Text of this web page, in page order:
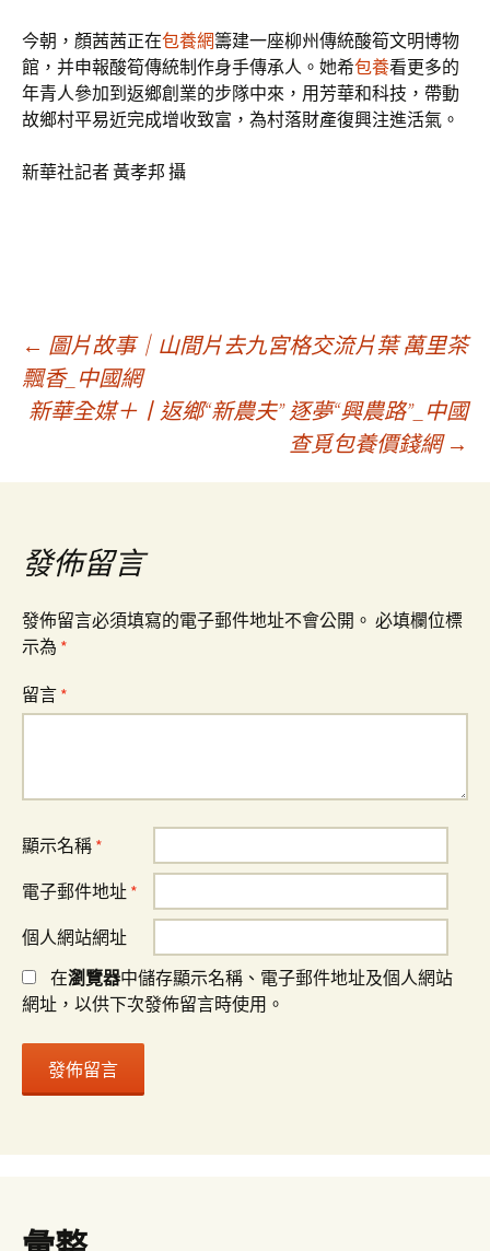
今朝，顏茜茜正在包養網籌建一座柳州傳統酸筍文明博物
館，并申報酸筍傳統制作身手傳承人。她希包養看更多的
年青人參加到返鄉創業的步隊中來，用芳華和科技，帶動
故鄉村平易近完成增收致富，為村落財產復興注進活氣。
新華社記者 黃孝邦 攝
文
章
導
覽
← 圖片故事｜山間片去九宮格交流片葉 萬里茶
飄香_中國網
新華全媒＋丨返鄉“新農夫” 逐夢“興農路”_中國
查覓包養價錢網 →
發佈留言
發佈留言必須填寫的電子郵件地址不會公開。 必填欄位標
示為 *
留言 *
顯示名稱 *
電子郵件地址 *
個人網站網址
在瀏覽器中儲存顯示名稱、電子郵件地址及個人網站
網址，以供下次發佈留言時使用。